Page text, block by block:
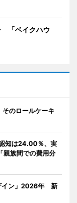
「ベイクハウ
のロールケーキ
知は24.00％、実
親族間での費用分
イン」2026年 新